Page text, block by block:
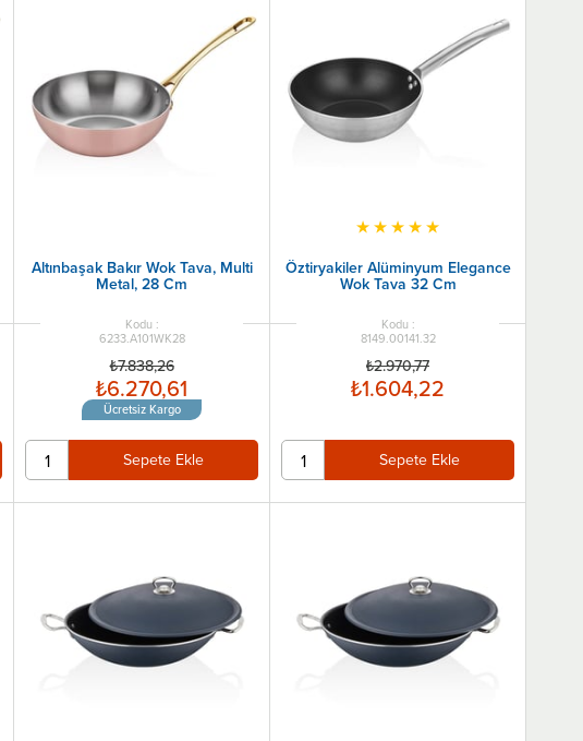
Altınbaşak Bakır Wok Tava, Multi
Metal, 28 Cm
6233.A101WK28
₺6.270,61
₺7.838,26
Sepete Ekle
Ücretsiz Kargo
Öztiryakiler Alüminyum Elegance
Wok Tava 32 Cm
★★★★★
8149.00141.32
₺1.604,22
₺2.970,77
Sepete Ekle